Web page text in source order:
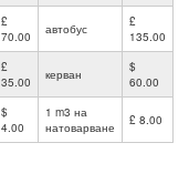
£
70.00
автобус
£
135.00
£
35.00
керван
$
60.00
$
4.00
1 m3 на
натоварване
£ 8.00